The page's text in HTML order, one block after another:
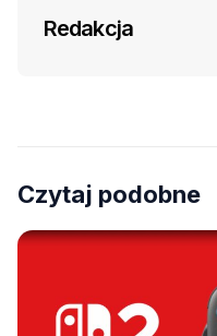
Redakcja
Czytaj podobne